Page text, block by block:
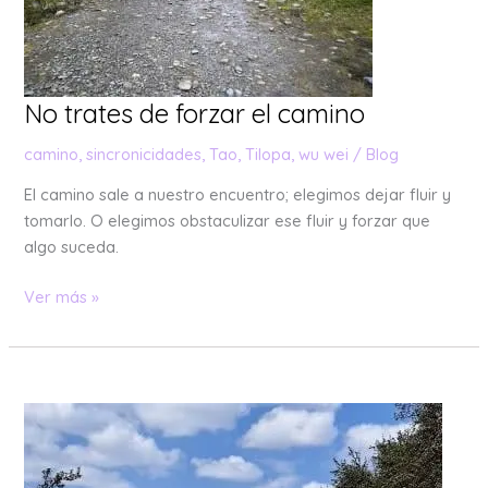
No trates de forzar el camino
camino,sincronicidades,Tao,Tilopa,wu wei / Blog
El camino sale a nuestro encuentro; elegimos dejar fluir y
tomarlo. O elegimos obstaculizar ese fluir y forzar que
algo suceda.
Ver más »
libro
del
Tao